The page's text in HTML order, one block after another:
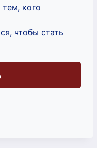
кого
чтобы стать